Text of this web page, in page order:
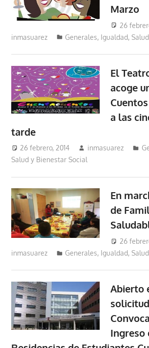
Marzo
26
inmasuarez
Generales, Igualdad,
El
acoge
a las
tarde
26 febrero, 2014 inmasuarez
Salud y Bienestar Social
En
de
26
inmasuarez
Generales, Igualdad,
Abierto
Ingreso